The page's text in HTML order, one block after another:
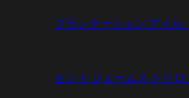
プランテーション アイル
セント ジェームス トリロ